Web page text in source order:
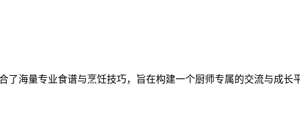
了海量专业食谱与烹饪技巧，旨在构建一个厨师专属的交流与成